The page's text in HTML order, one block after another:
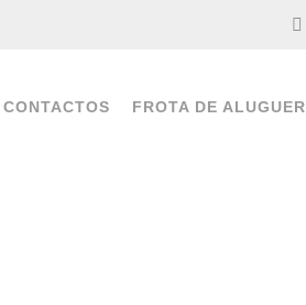
CONTACTOS FROTA DE ALUGUER